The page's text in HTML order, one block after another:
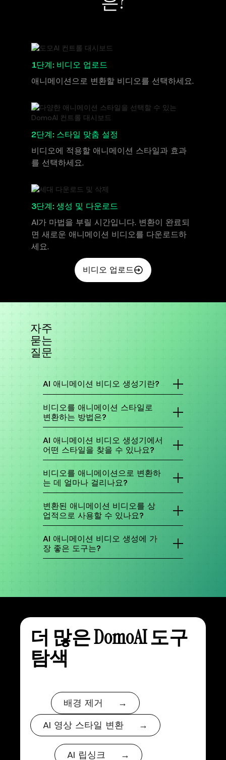
1단계: 비디오 업로드
애니메이션으로 변환할 비디오를 선택하세요.
2단계: 스타일 맞춤 설정
비디오에 적용할 애니메이션 스타일과 효과
를 선택하세요.
3단계: 생성 및 다운로드
AI가 마법을 부릴 시간입니다. 변환이 완료되
면 새로운 애니메이션 비디오를 다운로드하
세요.
비디오 업로드
자주
묻는
질문
AI 애니메이션 비디오 생성기란?
상에서 애니메이션 스타일의 영상을 생성하거나
변환하는 도구입니다. DomoAI는 여러 AI 모델과
맞춤 옵션으로 몇 분 안에 멋진 애니메이션 비디오
비디오를 애니메이션 스타일로
변환하는 방법은?
비디오 파일을 업로드하고 원하는 스타일의 애니
메이션 필터를 선택하거나 맞춤 프롬프트를 입력
해 개인화된 변환을 진행하세요.
AI 애니메이션 비디오 생성기에서
어떤 스타일을 찾을 수 있나요?
메의 역동적인 액션까지 다양한 스타일을 제공합
니다. 로맨틱한 소녀 스타일, 90년대 레트로 감성,
도쿄 도심 분위기 등 아름다운 AI 애니메이션 스타
비디오를 애니메이션으로 변환하
는 데 얼마나 걸리나요?
에 따라 달라집니다. 짧은 비디오는 보통 몇 분 이
내에 변환되며, 긴 비디오는 30분 이상 걸릴 수 있
습니다.
변환된 애니메이션 비디오를 상
업적으로 사용할 수 있나요?
상 제작, SNS 등 상업적 목적으로 사용할 수 있습
니다. 특정 제한 사항이나 지침은 이용약관을 확인
해 주세요.
AI 애니메이션 비디오 생성에 가
장 좋은 도구는?
더 많은 DomoAI 도구
탐색
배경 제거 →
AI 영상 스타일 변환 →
AI 립싱크 →